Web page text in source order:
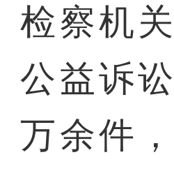
检察机
公益诉
万余件